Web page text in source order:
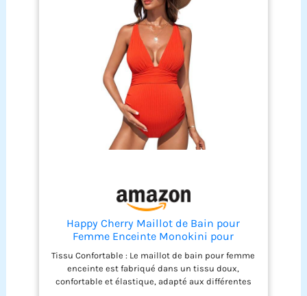
Happy Cherry Maillot de Bain pour
Femme Enceinte Monokini pour
Grossesse avec Bretelles Réglables
Maillot col en V MaternitéS
Tissu Confortable : Le maillot de bain pour femme
enceinte est fabriqué dans un tissu doux,
confortable et élastique, adapté aux différentes